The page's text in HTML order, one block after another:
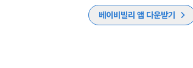
베이비빌리 앱 다운받기